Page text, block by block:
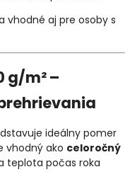
vhodné aj pre osoby s
g/m² –
ideálny pomer
vhodný ako celoročný
teplota počas roka